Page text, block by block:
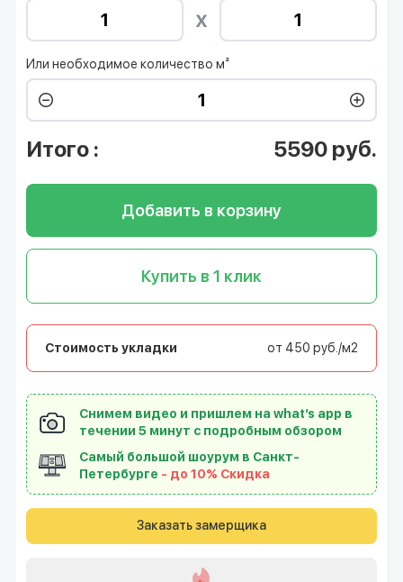
Или необходимое количество м²
Итого : 5590 руб.
Добавить в корзину
Купить в 1 клик
Стоимость укладки от 450 руб./м2
Снимем видео и пришлем на what’s app в
течении 5 минут с подробным обзором
Самый большой шоурум в Санкт-
Петербурге - до 10% Скидка
Заказать замерщика